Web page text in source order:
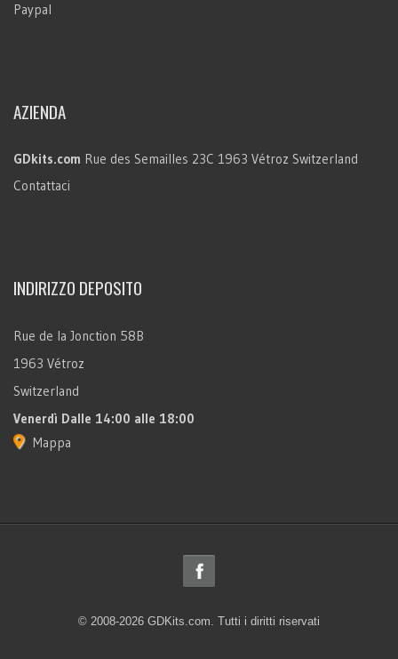
Paypal
AZIENDA
GDkits.com Rue des Semailles 23C 1963 Vétroz Switzerland
Contattaci
INDIRIZZO DEPOSITO
Rue de la Jonction 58B
1963 Vétroz
Switzerland
Venerdì Dalle 14:00 alle 18:00
Mappa
© 2008-2026 GDKits.com. Tutti i diritti riservati